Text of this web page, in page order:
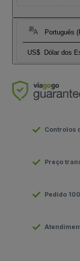
Português
US$ Dólar dos
Controlos
Preço
Pedido